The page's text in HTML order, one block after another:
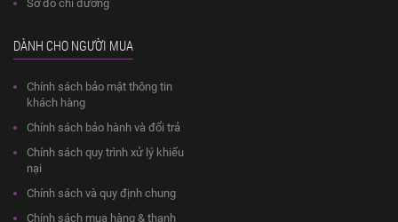
Sơ đồ chỉ đường
DÀNH CHO NGƯỜI MUA
Chính sách bảo mật thông tin
khách hàng
Chính sách bảo hành và đổi trả
Chính sách quy trình xử lý khiếu
nại
Chính sách và quy định chung
Chính sách mua hàng & thanh